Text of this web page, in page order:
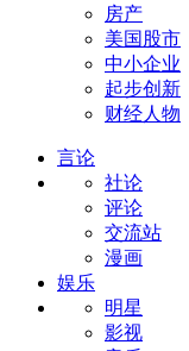
房产
美国股市
中小企业
起步创新
财经人物
言论
社论
评论
交流站
漫画
娱乐
明星
影视